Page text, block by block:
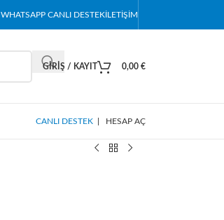
WHATSAPP CANLI DESTEKİLETIŞIM
GIRIŞ / KAYIT 0,00 €
CANLI DESTEK HESAP AÇ